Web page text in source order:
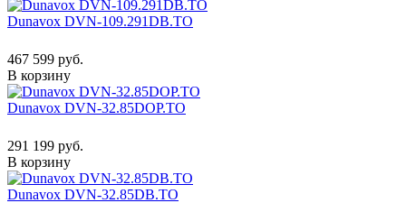
Dunavox DVN-109.291DB.TO
467 599 руб.
В корзину
Dunavox DVN-32.85DOP.TO
291 199 руб.
В корзину
Dunavox DVN-32.85DB.TO